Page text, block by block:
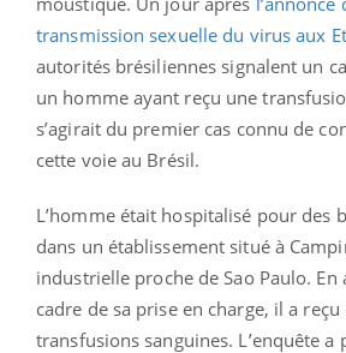
transmission sexuelle du virus aux
autorités brésiliennes signalent un
un homme ayant reçu une
s’agirait du premier cas connu de
cette voie au Brésil.
L’homme était hospitalisé pour des
dans un établissement situé à
industrielle proche de Sao Paulo.
cadre de sa prise en charge, il a
transfusions sanguines. L’enquête a